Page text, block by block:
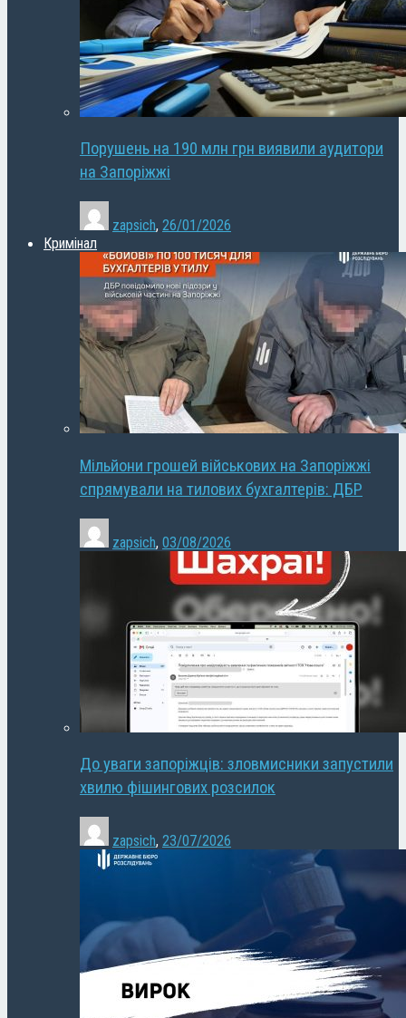
Порушень на 190 млн грн виявили аудитори
на Запоріжжі
zapsich, 26/01/2026
Кримінал
Мільйони грошей військових на Запоріжжі
спрямували на тилових бухгалтерів: ДБР
zapsich, 03/08/2026
До уваги запоріжців: зловмисники запустили
хвилю фішингових розсилок
zapsich, 23/07/2026